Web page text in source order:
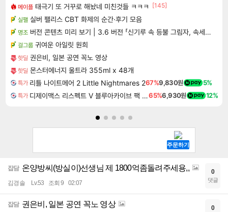
메이플 태극기 또 거꾸로 해놨네 미친것들 ㅋㅋㅋ
[145]
실팰 실버 팰리스 CBT 화제의 순간·후기 모음
명조 버전 콘텐츠 미리 보기 | 3.6 버전 「신기루 속 등불 그림자, 속세에 깃든 검의 결심」이 8월 20일에 업데이트됩니다!
걸그룹 귀여운 아일릿 원희
핫딜 권은비, 일본 공연 꼭노 영상
핫딜 몬스터에너지 울트라 355ml x 48개
특가 리틀 나이트메어 2 Little Nightmares 267%9,830원 5%
특가 디제이맥스 리스펙트 V 블루아카이브 팩 DJMAX RESPECT V Blue Archive Pack DLC65%6,930원 12%
잡담 온양방씨(방실이)선생님 제 1800억좀돌려주세용,,
김경솔 Lv.53 조회 9 02:07
0
댓글
잡담 권은비, 일본 공연 꼭노 영상 0